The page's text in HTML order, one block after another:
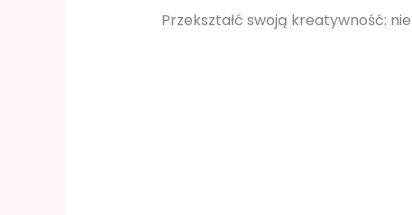
Przekształć swoją kreatywność: